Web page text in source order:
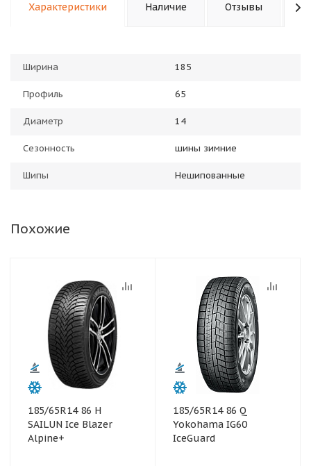
Характеристики Наличие Отзывы
Ширина 185
Профиль 65
Диаметр 14
Сезонность шины зимние
Шипы Нешипованные
Похожие
185/65R14 86 H
SAILUN Ice Blazer
Alpine+
185/65R14 86 Q
Yokohama IG60
IceGuard